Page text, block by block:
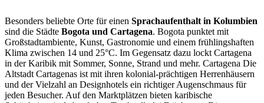
Besonders beliebte Orte für einen Sprachaufenthalt in Kolumbien
sind die Städte Bogota und Cartagena. Bogota punktet mit
Großstadtambiente, Kunst, Gastronomie und einem frühlingshaften
Klima zwischen 14 und 25°C. Im Gegensatz dazu lockt Cartagena
in der Karibik mit Sommer, Sonne, Strand und mehr. Cartagena Die
Altstadt Cartagenas ist mit ihren kolonial-prächtigen Herrenhäusern
und der Vielzahl an Designhotels ein richtiger Augenschmaus für
jeden Besucher. Auf den Marktplätzen bieten karibische